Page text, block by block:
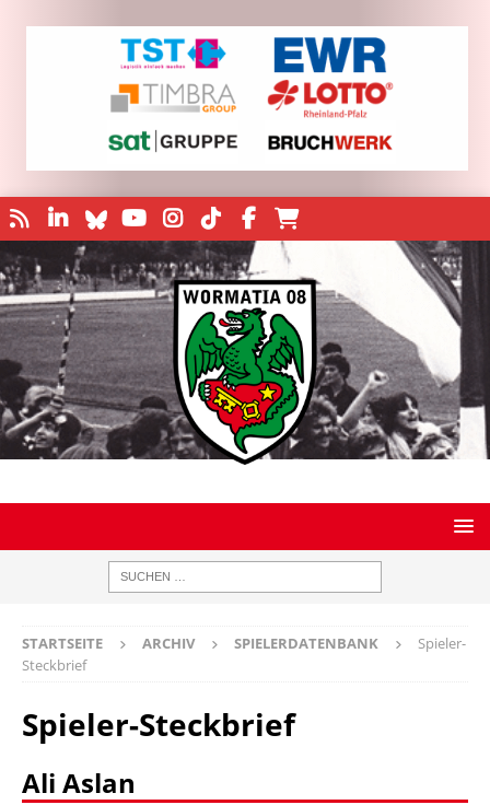
STARTSEITE ARCHIV SPIELERDATENBANK
Spieler-
Steckbrief
Spieler-Steckbrief
Ali Aslan